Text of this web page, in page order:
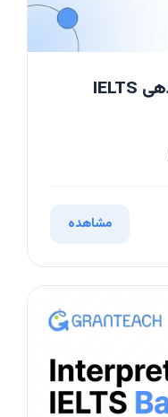
رمزگشایی معیارهای نمره دهی IELTS
مشاهده